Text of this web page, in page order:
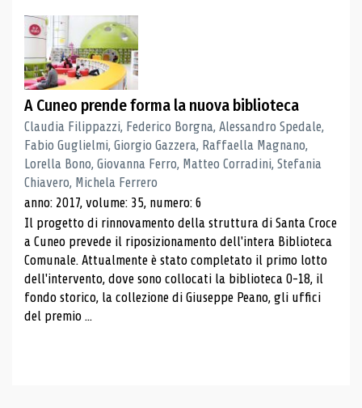
A Cuneo prende forma la nuova biblioteca
Claudia Filippazzi, Federico Borgna, Alessandro Spedale,
Fabio Guglielmi, Giorgio Gazzera, Raffaella Magnano,
Lorella Bono, Giovanna Ferro, Matteo Corradini, Stefania
Chiavero, Michela Ferrero
anno: 2017, volume: 35, numero: 6
Il progetto di rinnovamento della struttura di Santa Croce
a Cuneo prevede il riposizionamento dell'intera Biblioteca
Comunale. Attualmente è stato completato il primo lotto
dell'intervento, dove sono collocati la biblioteca 0-18, il
fondo storico, la collezione di Giuseppe Peano, gli uffici
del premio ...